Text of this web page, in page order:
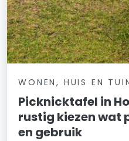
WONEN, HUIS EN
Picknicktafel in
rustig kiezen wat
en gebruik